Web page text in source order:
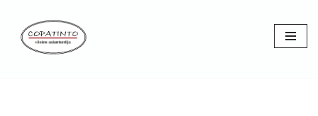
Skip